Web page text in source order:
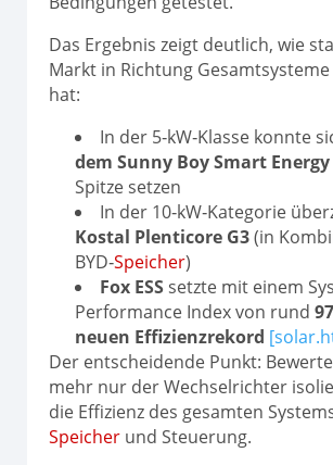
Das Ergebnis zeigt deutlich, wie
Markt in Richtung
hat:
In der 5‑kW‑Klasse konnte
dem Sunny Boy Smart Energy
Spitze setzen
In der 10‑kW‑Kategorie
Kostal Plenticore G3(in
BYD‑Speicher)
Fox ESSsetzte mit einem
Performance Index von rund
neuen Effizienzrekord
Der entscheidende Punkt:
mehr nur der Wechselrichter
die Effizienz des gesamten
Speicher und Steuerung.